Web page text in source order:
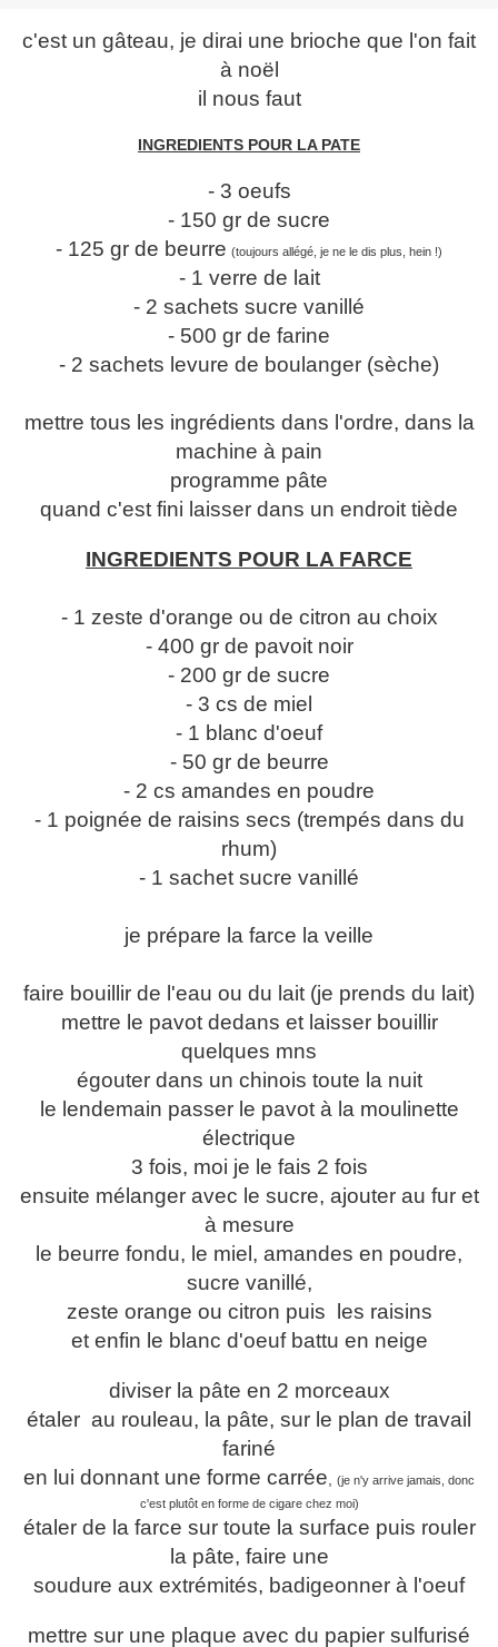
c'est un gâteau, je dirai une brioche que l'on fait
à noël
il nous faut
INGREDIENTS POUR LA PATE
- 3 oeufs
- 150 gr de sucre
- 125 gr de beurre (toujours allégé, je ne le dis plus, hein !)
- 1 verre de lait
- 2 sachets sucre vanillé
- 500 gr de farine
- 2 sachets levure de boulanger (sèche)
mettre tous les ingrédients dans l'ordre, dans la
machine à pain
programme pâte
quand c'est fini laisser dans un endroit tiède
INGREDIENTS POUR LA FARCE
- 1 zeste d'orange ou de citron au choix
- 400 gr de pavoit noir
- 200 gr de sucre
- 3 cs de miel
- 1 blanc d'oeuf
- 50 gr de beurre
- 2 cs amandes en poudre
- 1 poignée de raisins secs (trempés dans du
rhum)
- 1 sachet sucre vanillé
je prépare la farce la veille
faire bouillir de l'eau ou du lait (je prends du lait)
mettre le pavot dedans et laisser bouillir
quelques mns
égouter dans un chinois toute la nuit
le lendemain passer le pavot à la moulinette
électrique
3 fois, moi je le fais 2 fois
ensuite mélanger avec le sucre, ajouter au fur et
à mesure
le beurre fondu, le miel, amandes en poudre,
sucre vanillé,
zeste orange ou citron puis les raisins
et enfin le blanc d'oeuf battu en neige
diviser la pâte en 2 morceaux
étaler au rouleau, la pâte, sur le plan de travail
fariné
en lui donnant une forme carrée
(je n'y arrive jamais, donc
c'est plutôt en forme de cigare chez moi)
étaler de la farce sur toute la surface puis rouler
la pâte, faire une
soudure aux extrémités, badigeonner à l'oeuf
mettre sur une plaque avec du papier sulfurisé